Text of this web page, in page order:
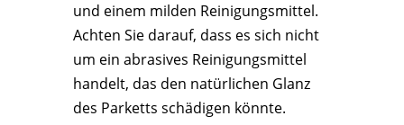
und einem milden Reinigungsmittel.
Achten Sie darauf, dass es sich nicht
um ein abrasives Reinigungsmittel
handelt, das den natürlichen Glanz
des Parketts schädigen könnte.